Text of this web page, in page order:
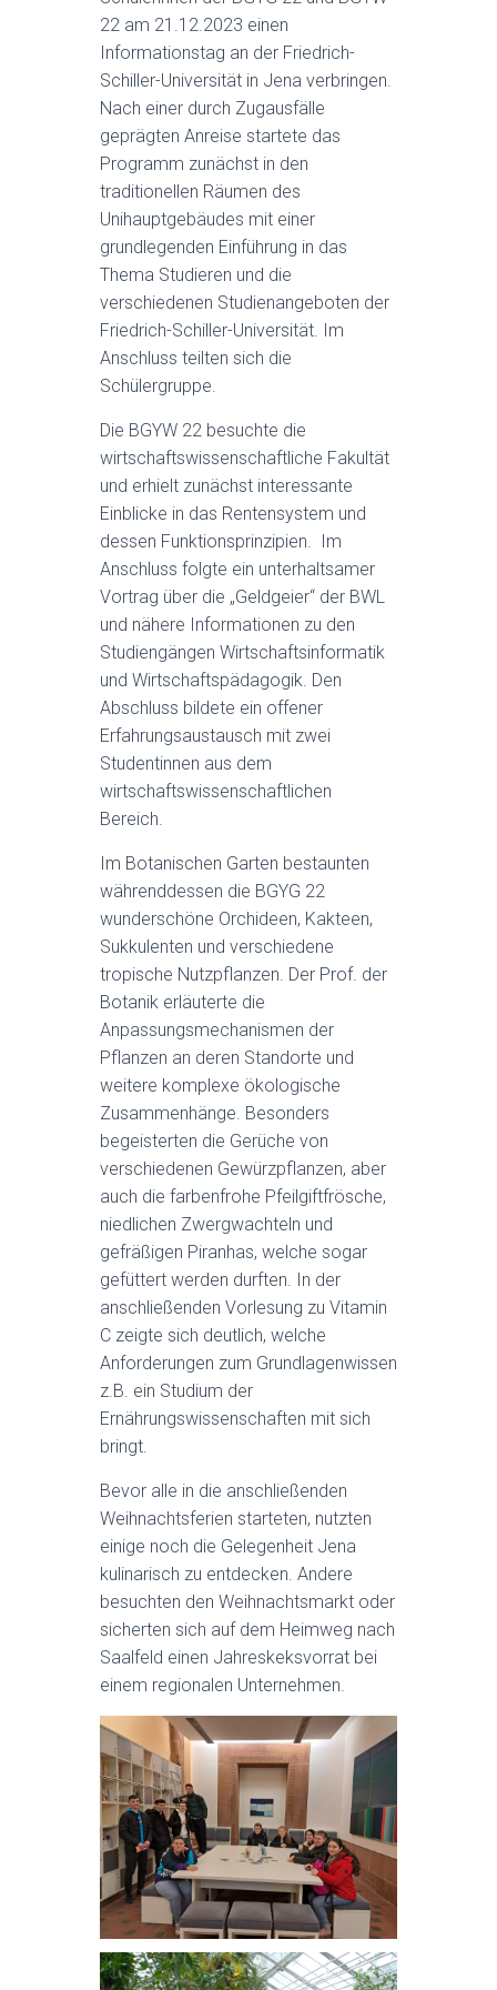
22 am 21.12.2023 einen
Informationstag an der Friedrich-
Schiller-Universität in Jena verbringen.
Nach einer durch Zugausfälle
geprägten Anreise startete das
Programm zunächst in den
traditionellen Räumen des
Unihauptgebäudes mit einer
grundlegenden Einführung in das
Thema Studieren und die
verschiedenen Studienangeboten der
Friedrich-Schiller-Universität. Im
Anschluss teilten sich die
Schülergruppe.
Die BGYW 22 besuchte die
wirtschaftswissenschaftliche Fakultät
und erhielt zunächst interessante
Einblicke in das Rentensystem und
dessen Funktionsprinzipien. Im
Anschluss folgte ein unterhaltsamer
Vortrag über die „Geldgeier“ der BWL
und nähere Informationen zu den
Studiengängen Wirtschaftsinformatik
und Wirtschaftspädagogik. Den
Abschluss bildete ein offener
Erfahrungsaustausch mit zwei
Studentinnen aus dem
wirtschaftswissenschaftlichen
Bereich.
Im Botanischen Garten bestaunten
währenddessen die BGYG 22
wunderschöne Orchideen, Kakteen,
Sukkulenten und verschiedene
tropische Nutzpflanzen. Der Prof. der
Botanik erläuterte die
Anpassungsmechanismen der
Pflanzen an deren Standorte und
weitere komplexe ökologische
Zusammenhänge. Besonders
begeisterten die Gerüche von
verschiedenen Gewürzpflanzen, aber
auch die farbenfrohe Pfeilgiftfrösche,
niedlichen Zwergwachteln und
gefräßigen Piranhas, welche sogar
gefüttert werden durften. In der
anschließenden Vorlesung zu Vitamin
C zeigte sich deutlich, welche
Anforderungen zum Grundlagenwissen
z.B. ein Studium der
Ernährungswissenschaften mit sich
bringt.
Bevor alle in die anschließenden
Weihnachtsferien starteten, nutzten
einige noch die Gelegenheit Jena
kulinarisch zu entdecken. Andere
besuchten den Weihnachtsmarkt oder
sicherten sich auf dem Heimweg nach
Saalfeld einen Jahreskeksvorrat bei
einem regionalen Unternehmen.